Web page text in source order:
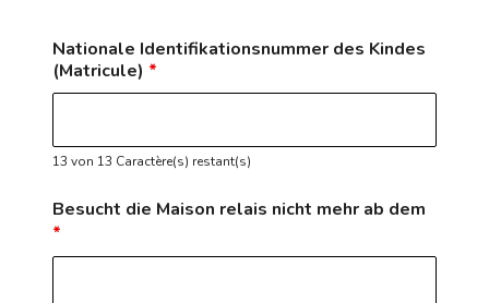
Nationale Identifikationsnummer des Kindes
(Matricule) *
13 von 13 Caractère(s) restant(s)
Besucht die Maison relais nicht mehr ab dem
*